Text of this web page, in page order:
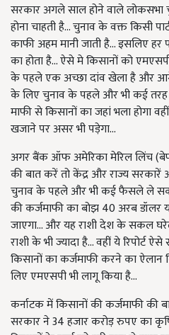
सरकार अगले साल होने वाले लोकसभा
होना चाहती है... चुनाव के वक्त किसी
काफी अहम मानी जाती है... इसलिए हर
का होता है... ऐसे मे किसानों को
के पहले एक अच्छा दांव खेला है और आगे
के लिए चुनाव के पहले और भी कई
माफी से किसानों का जहां भला होगा
खजाने पर असर भी पड़ेगा...
अगर बैंक ऑफ अमेरिका मेरिल लिंच
की बात करें तो केंद्र और राज्य
चुनाव के पहले और भी कई फैसले ले
की कर्जमाफी का बोझ 40 अरब डॉलर
जाएगा... और यह राशी देश के सकल
राशी के भी ज्यादा है... वहीं ये
किसानों का कर्जमाफी करने का
लिए एमएसपी भी लागू किया है...
कर्नाटक में किसानों की कर्जमाफी की
सरकार ने 34 हजार करोड़ रुपए का